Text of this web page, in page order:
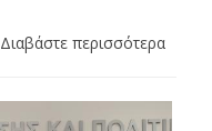
Διαβάστε περισσότερα